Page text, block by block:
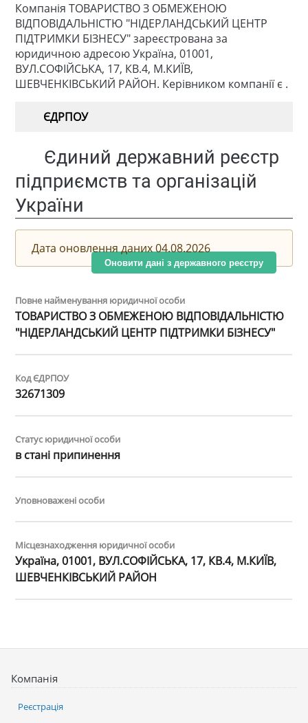
Компанія ТОВАРИСТВО З ОБМЕЖЕНОЮ
ВІДПОВІДАЛЬНІСТЮ "НІДЕРЛАНДСЬКИЙ ЦЕНТР
ПІДТРИМКИ БІЗНЕСУ" зареєстрована за
юридичною адресою Україна, 01001,
ВУЛ.СОФІЙСЬКА, 17, КВ.4, М.КИЇВ,
ШЕВЧЕНКІВСЬКИЙ РАЙОН. Керівником компанії є .
ЄДРПОУ
Єдиний державний реєстр
підприємств та організацій
України
Дата оновлення даних 04.08.2026
Оновити дані з державного реєстру
Повне найменування юридичної особи
ТОВАРИСТВО З ОБМЕЖЕНОЮ ВІДПОВІДАЛЬНІСТЮ
"НІДЕРЛАНДСЬКИЙ ЦЕНТР ПІДТРИМКИ БІЗНЕСУ"
Код ЄДРПОУ
32671309
Статус юридичної особи
в стані припинення
Уповноважені особи
Місцезнаходження юридичної особи
Україна, 01001, ВУЛ.СОФІЙСЬКА, 17, КВ.4, М.КИЇВ,
ШЕВЧЕНКІВСЬКИЙ РАЙОН
Компанія
Реєстрація